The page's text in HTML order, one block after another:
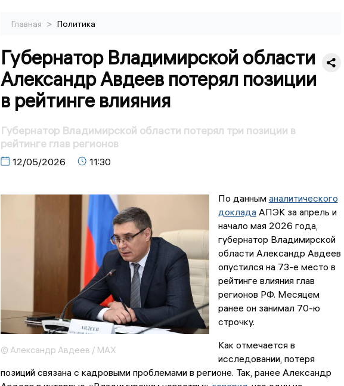
Главная > Политика
Губернатор Владимирской области
Александр Авдеев потерял позиции
в рейтинге влияния
Губернатор Владимирской области потерял три позиции в
рейтинге глав регионов
12/05/2026 11:30
© Александр Авдеев / МАХ
По данным аналитического
докладаАПЭК за апрель и
начало мая 2026 года,
губернатор Владимирской
области Александр Авдеев
опустился на 73-е место в
рейтинге влияния глав
регионов РФ. Месяцем
ранее он занимал 70-ю
строчку.
Как отмечается в
исследовании, потеря
позиций связана с кадровыми проблемами в регионе. Так, ранее Александр